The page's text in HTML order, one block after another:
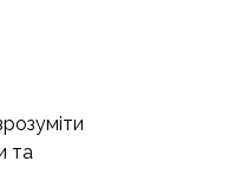
та